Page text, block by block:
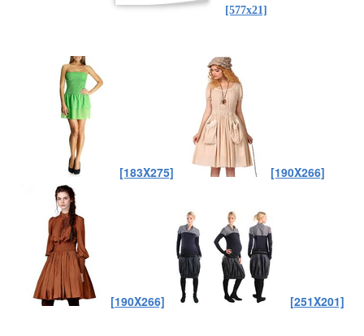
[577x21]
[183X275] [190X266]
[190X266] [251X201]